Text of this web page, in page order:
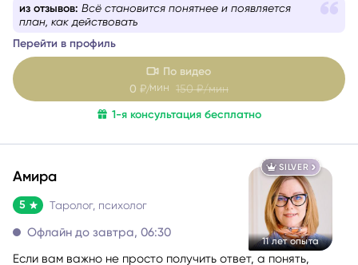
Жизни». Люблю совмещать несовместимое и работать на
стыке науки и эзотерики, психологии и Таро, Таро и
нумерологии.
Помогаю понять себя, осознать свои истинные желания и
потребности, найти причины проблемных ситуаций и
оптимальные способы их решения. Работаю с такими
определенном случае
Перейти в профиль
По видео
0 ₽/мин150 ₽/мин
SILVER
Амира
5 Таролог, психолог
Офлайн до завтра, 06:30